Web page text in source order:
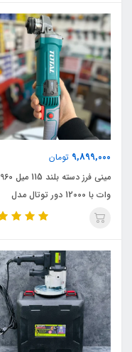
9,899,000 تومان
مینی فرز دسته بلند 115 میل 960
وات با 12000 دور توتال مدل
115M_960W اصلی